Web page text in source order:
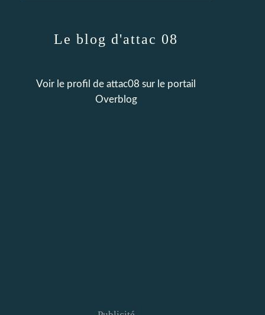
Le blog d'attac 08
Voir le profil de attac08 sur le portail
Overblog